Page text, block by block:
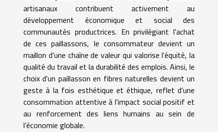
artisanaux contribuent activement au
développement économique et social des
communautés productrices. En privilégiant l'achat
de ces paillassons, le consommateur devient un
maillon d'une chaîne de valeur qui valorise l'équité, la
qualité du travail et la durabilité des emplois. Ainsi, le
choix d'un paillasson en fibres naturelles devient un
geste à la fois esthétique et éthique, reflet d'une
consommation attentive à l'impact social positif et
au renforcement des liens humains au sein de
l’économie globale.